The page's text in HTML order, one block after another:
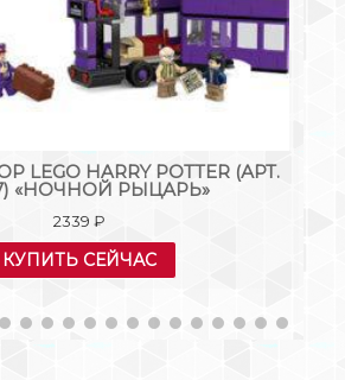
LEGO HARRY POTTER (АРТ.
«НОЧНОЙ РЫЦАРЬ»
2339 ₽
КУПИТЬ СЕЙЧАС